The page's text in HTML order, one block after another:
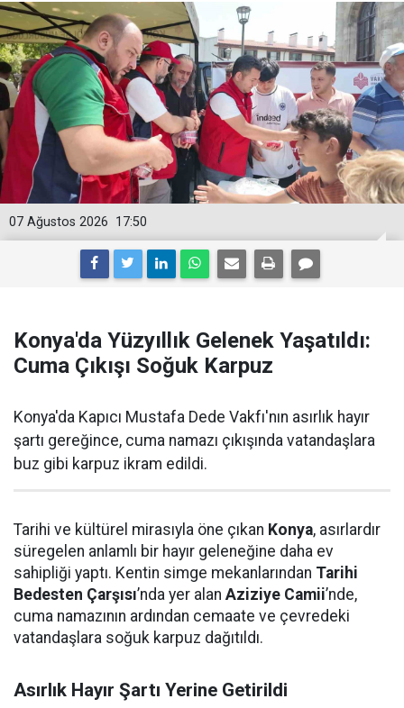
17:50
07 Ağustos 2026
Konya'da Yüzyıllık Gelenek Yaşatıldı:
Cuma Çıkışı Soğuk Karpuz
Konya'da Kapıcı Mustafa Dede Vakfı'nın asırlık hayır
şartı gereğince, cuma namazı çıkışında vatandaşlara
buz gibi karpuz ikram edildi.
Tarihi ve kültürel mirasıyla öne çıkan Konya, asırlardır
süregelen anlamlı bir hayır geleneğine daha ev
sahipliği yaptı. Kentin simge mekanlarından Tarihi
Bedesten Çarşısı’nda yer alan Aziziye Camii’nde,
cuma namazının ardından cemaate ve çevredeki
vatandaşlara soğuk karpuz dağıtıldı.
Asırlık Hayır Şartı Yerine Getirildi